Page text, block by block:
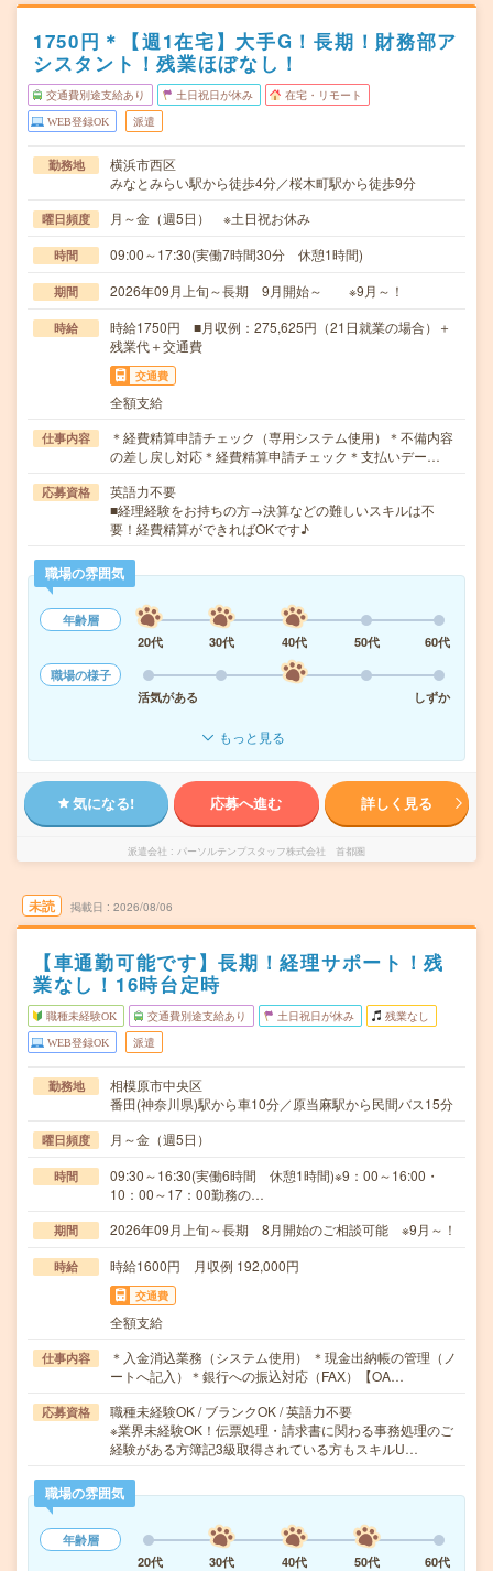
1750円＊【週1在宅】大手G！長期！財務部ア
シスタント！残業ほぼなし！
交通費別途支給あり 土日祝日が休み 在宅・リモート
WEB登録OK 派遣
勤務地
横浜市西区
みなとみらい駅から徒歩4分／桜木町駅から徒歩9分
曜日頻度 月～金（週5日） ※土日祝お休み
時間 09:00～17:30(実働7時間30分 休憩1時間)
期間 2026年09月上旬～長期 9月開始～ ※9月～！
時給
時給1750円 ■月収例：275,625円（21日就業の場合）＋
残業代＋交通費
交通費
全額支給
仕事内容
＊経費精算申請チェック（専用システム使用）＊不備内容
の差し戻し対応＊経費精算申請チェック＊支払いデー…
応募資格
英語力不要
■経理経験をお持ちの方→決算などの難しいスキルは不
要！経費精算ができればOKです♪
職場の雰囲気
年齢層
20代
30代 40代 50代
60代
職場の様子
活気がある
しずか
もっと見る
気になる! 応募へ進む 詳しく見る
派遣会社 パーソルテンプスタッフ株式会社 首都圏
未読 掲載日 2026/08/06
【車通勤可能です】長期！経理サポート！残
業なし！16時台定時
職種未経験OK 交通費別途支給あり 土日祝日が休み 残業なし
WEB登録OK 派遣
勤務地
相模原市中央区
番田(神奈川県)駅から車10分／原当麻駅から民間バス15分
曜日頻度 月～金（週5日）
時間
09:30～16:30(実働6時間 休憩1時間)※9：00～16:00・
10：00～17：00勤務の…
期間 2026年09月上旬～長期 8月開始のご相談可能 ※9月～！
時給 時給1600円 月収例 192,000円
交通費
全額支給
仕事内容
＊入金消込業務（システム使用） ＊現金出納帳の管理（ノ
ートへ記入）＊銀行への振込対応（FAX）【OA…
応募資格
職種未経験OK / ブランクOK / 英語力不要
※業界未経験OK！伝票処理・請求書に関わる事務処理のご
経験がある方簿記3級取得されている方もスキルU…
職場の雰囲気
年齢層
20代
30代 40代 50代
60代